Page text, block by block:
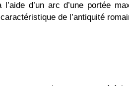
d’un arc d’une portée
de l’antiquité